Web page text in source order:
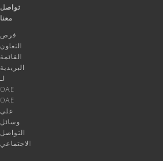
تواصل
معنا
فرص
التعاون
القائمة
البريدية
لـ
OAE
OAE
على
وسائل
التواصل
الاجتماعي